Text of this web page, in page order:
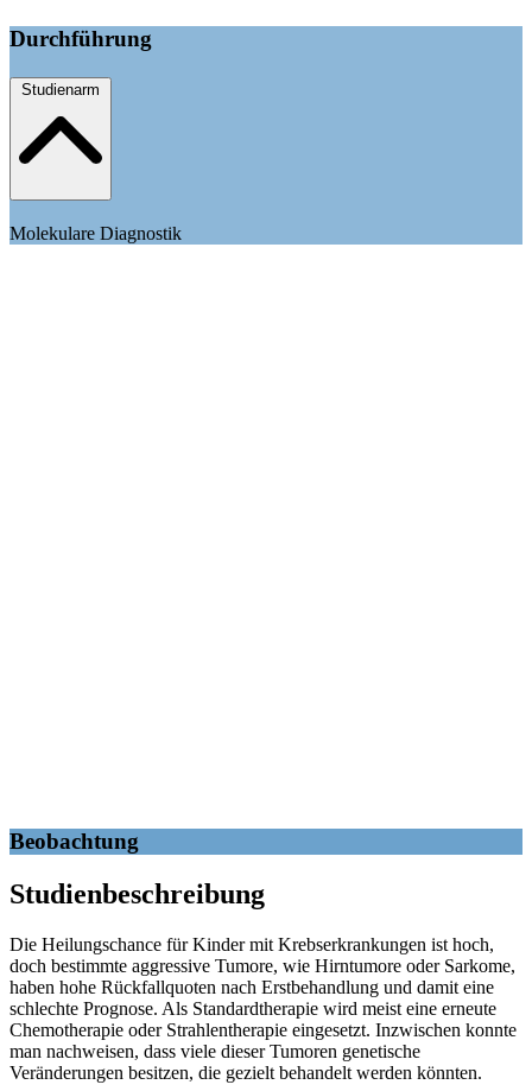
Durchführung
Molekulare Diagnostik
Beobachtung
Studienbeschreibung
Die Heilungschance für Kinder mit Krebserkrankungen ist hoch,
doch bestimmte aggressive Tumore, wie Hirntumore oder Sarkome,
haben hohe Rückfallquoten nach Erstbehandlung und damit eine
schlechte Prognose. Als Standardtherapie wird meist eine erneute
Chemotherapie oder Strahlentherapie eingesetzt. Inzwischen konnte
man nachweisen, dass viele dieser Tumoren genetische
Veränderungen besitzen, die gezielt behandelt werden könnten.